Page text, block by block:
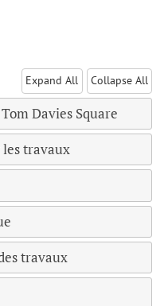
Expand All Collapse All
Davies Square
travaux
travaux